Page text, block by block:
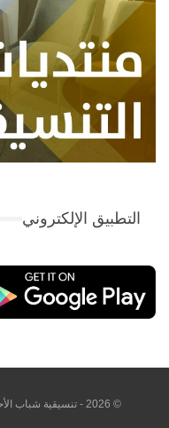
التطبيق الإلكتروني
© 2026 - تنسيقية شباب الأحزاب والسياسيين. All Rights Reserved.